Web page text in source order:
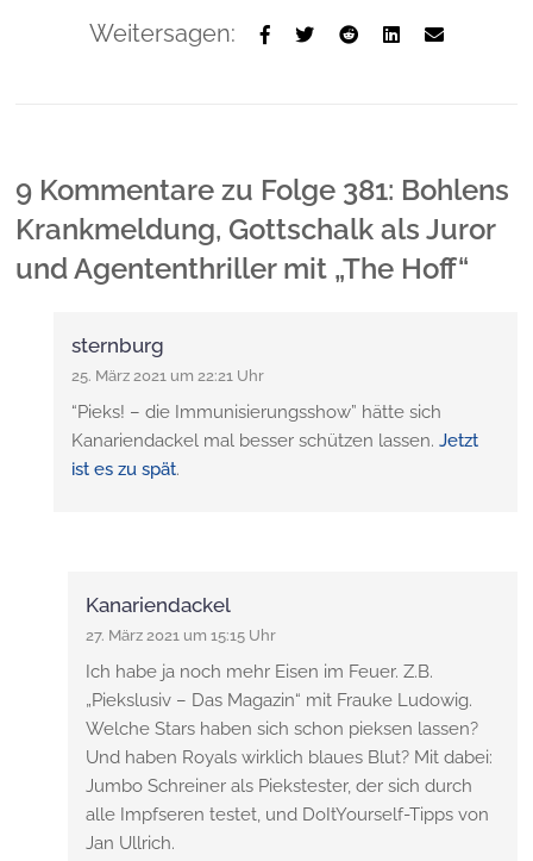
Weitersagen:
9 Kommentare zu Folge 381: Bohlens
Krankmeldung, Gottschalk als Juror
und Agententhriller mit „The Hoff“
sternburg
25. März 2021 um 22:21 Uhr
“Pieks! – die Immunisierungsshow” hätte sich
Kanariendackel mal besser schützen lassen.Jetzt
ist es zu spät.
Kanariendackel
27. März 2021 um 15:15 Uhr
Ich habe ja noch mehr Eisen im Feuer. Z.B.
„Piekslusiv – Das Magazin“ mit Frauke Ludowig.
Welche Stars haben sich schon pieksen lassen?
Und haben Royals wirklich blaues Blut? Mit dabei:
Jumbo Schreiner als Piekstester, der sich durch
alle Impfseren testet, und DoItYourself-Tipps von
Jan Ullrich.